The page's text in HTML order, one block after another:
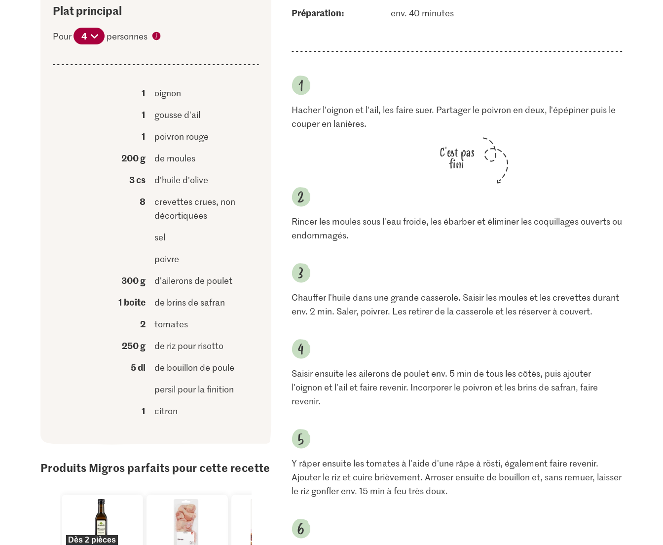
Plat principal
Pour 4 personnes
1 oignon
1 gousse d'ail
1 poivron rouge
200 g de moules
3 cs d'huile d'olive
8
crevettes crues, non
décortiquées
sel
poivre
300 g d'ailerons de poulet
1 boîte de brins de safran
2 tomates
250 g de riz pour risotto
5 dl
de bouillon de poule
persil pour la finition
1 citron
Produits Migros parfaits pour cette recette
Dès 2 pièces
Préparation: env. 40 minutes
Hacher l'oignon et l'ail, les faire suer. Partager le poivron en deux, l'épépiner puis le
couper en lanières.
C'est pas
fini
Rincer les moules sous l'eau froide, les ébarber et éliminer les coquillages ouverts ou
endommagés.
Chauffer l'huile dans une grande casserole. Saisir les moules et les crevettes durant
env. 2 min. Saler, poivrer. Les retirer de la casserole et les réserver à couvert.
Saisir ensuite les ailerons de poulet env. 5 min de tous les côtés, puis ajouter
l'oignon et l'ail et faire revenir. Incorporer le poivron et les brins de safran, faire
revenir.
Y râper ensuite les tomates à l'aide d'une râpe à rösti, également faire revenir.
Ajouter le riz et cuire brièvement. Arroser ensuite de bouillon et, sans remuer, laisser
le riz gonfler env. 15 min à feu très doux.